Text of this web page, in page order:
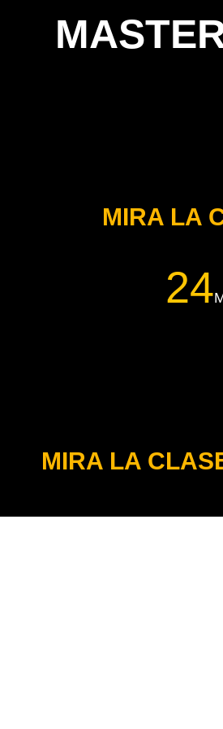
MIRA LA
24
MIRA LA